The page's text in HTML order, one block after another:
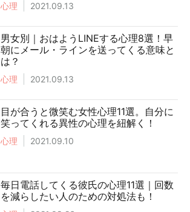
心理 2021.09.13
男女別｜おはようLINEする心理8選！早
朝にメール・ラインを送ってくる意味と
は？
心理 2021.09.13
目が合うと微笑む女性心理11選。自分に
笑ってくれる異性の心理を紐解く！
心理 2021.09.10
毎日電話してくる彼氏の心理11選｜回数
を減らしたい人のための対処法も！